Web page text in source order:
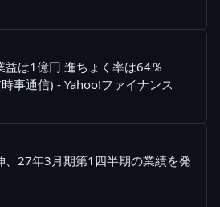
益は1億円 進ちょく率は64％
事通信) - Yahoo!ファイナンス
、27年3月期第1四半期の業績を発